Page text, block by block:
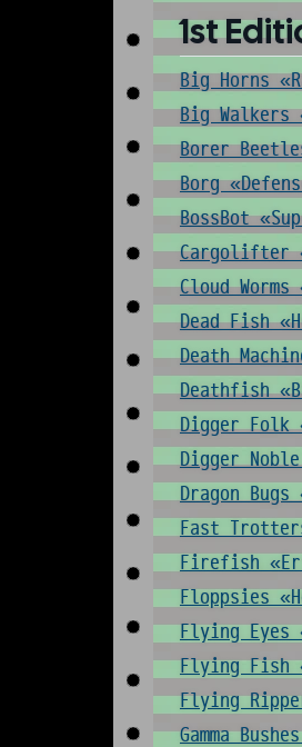
1st
Big Horns
Big Walkers
Borer
Borg
BossBot
Cargolifter
Cloud
Dead Fish
Death
Deathfish
Digger Folk
Digger
Dragon Bugs
Fast
Firefish
Floppsies
Flying Eyes
Flying Fish
Flying
Gamma